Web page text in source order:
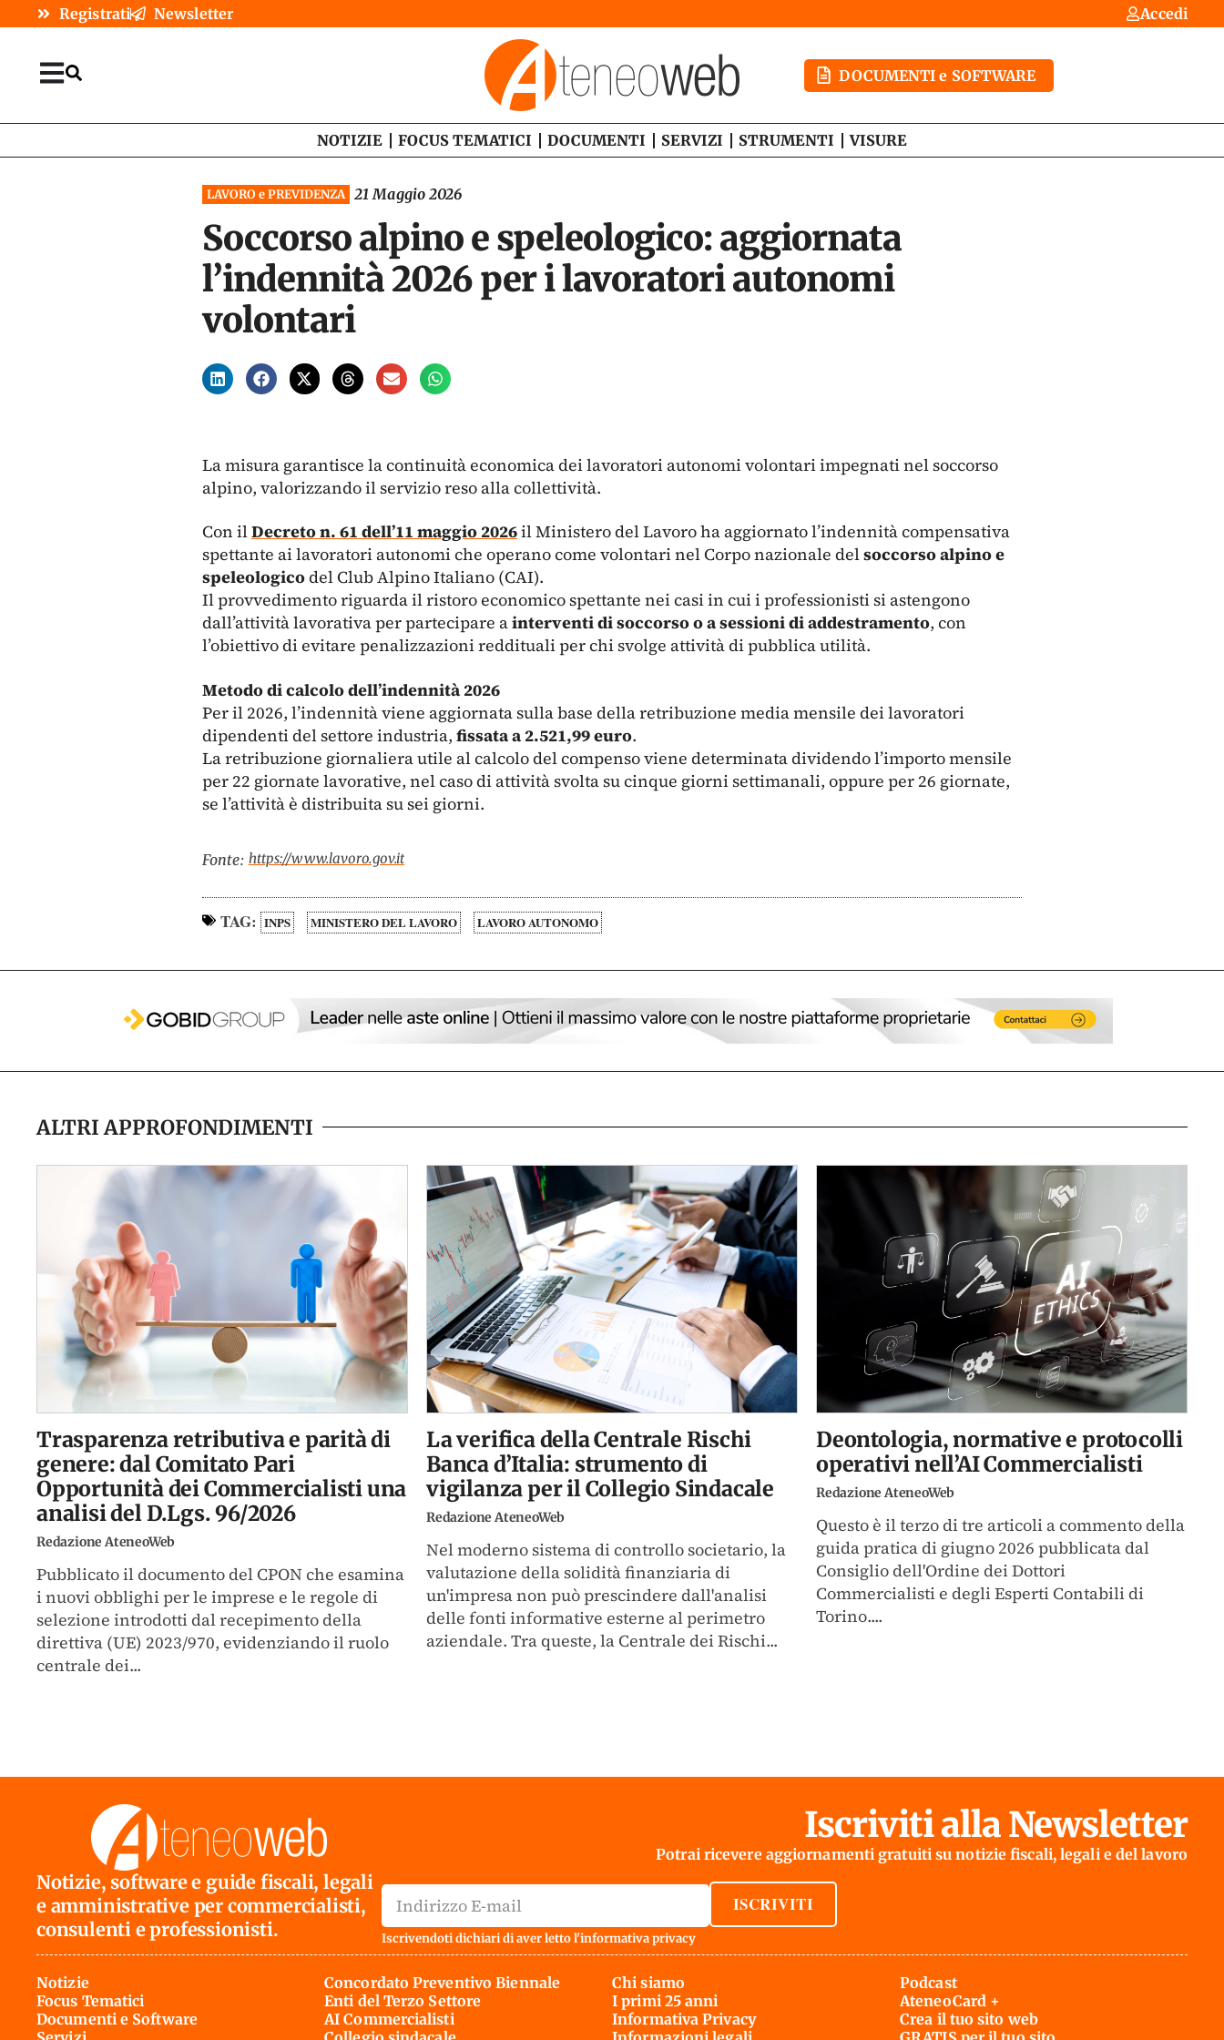
Registrati Newsletter Accedi
DOCUMENTI e SOFTWARE
NOTIZIE FOCUS TEMATICI DOCUMENTI SERVIZI STRUMENTI VISURE
LAVORO e PREVIDENZA 21 Maggio 2026
Soccorso alpino e speleologico: aggiornata
l’indennità 2026 per i lavoratori autonomi
volontari
La misura garantisce la continuità economica dei lavoratori autonomi volontari impegnati nel soccorso
alpino, valorizzando il servizio reso alla collettività.
Con ilDecreto n. 61 dell’11 maggio 2026il Ministero del Lavoro ha aggiornato l’indennità compensativa
spettante ai lavoratori autonomi che operano come volontari nel Corpo nazionale delsoccorso alpino e
speleologicodel Club Alpino Italiano (CAI).
Il provvedimento riguarda il ristoro economico spettante nei casi in cui i professionisti si astengono
dall’attività lavorativa per partecipare ainterventi di soccorso o a sessioni di addestramento, con
l’obiettivo di evitare penalizzazioni reddituali per chi svolge attività di pubblica utilità.
Metodo di calcolo dell’indennità 2026
Per il 2026, l’indennità viene aggiornata sulla base della retribuzione media mensile dei lavoratori
dipendenti del settore industria, fissata a 2.521,99 euro.
La retribuzione giornaliera utile al calcolo del compenso viene determinata dividendo l’importo mensile
per 22 giornate lavorative, nel caso di attività svolta su cinque giorni settimanali, oppure per 26 giornate,
se l’attività è distribuita su sei giorni.
Fonte: https://www.lavoro.gov.it
TAG: INPS MINISTERO DEL LAVORO LAVORO AUTONOMO
ALTRI APPROFONDIMENTI
Trasparenza retributiva e parità di
genere: dal Comitato Pari
Opportunità dei Commercialisti una
analisi del D.Lgs. 96/2026
Redazione AteneoWeb
Pubblicato il documento del CPON che esamina
i nuovi obblighi per le imprese e le regole di
selezione introdotti dal recepimento della
direttiva (UE) 2023/970, evidenziando il ruolo
centrale dei...
La verifica della Centrale Rischi
Banca d’Italia: strumento di
vigilanza per il Collegio Sindacale
Redazione AteneoWeb
Nel moderno sistema di controllo societario, la
valutazione della solidità finanziaria di
un'impresa non può prescindere dall'analisi
delle fonti informative esterne al perimetro
aziendale. Tra queste, la Centrale dei Rischi...
Deontologia, normative e protocolli
operativi nell’AI Commercialisti
Redazione AteneoWeb
Questo è il terzo di tre articoli a commento della
guida pratica di giugno 2026 pubblicata dal
Consiglio dell'Ordine dei Dottori
Commercialisti e degli Esperti Contabili di
Torino....
Notizie, software e guide fiscali, legali
e amministrative per commercialisti,
consulenti e professionisti.
Iscriviti alla Newsletter
Potrai ricevere aggiornamenti gratuiti su notizie fiscali, legali e del lavoro
ISCRIVITI
Iscrivendoti dichiari di aver letto l'informativa privacy
Notizie
Focus Tematici
Documenti e Software
Concordato Preventivo Biennale
Enti del Terzo Settore
AI Commercialisti
Chi siamo
I primi 25 anni
Informativa Privacy
Podcast
AteneoCard +
Crea il tuo sito web